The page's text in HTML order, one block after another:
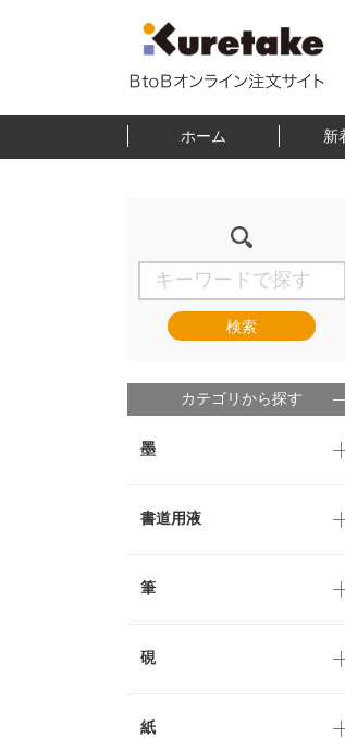
ホーム 新
検索
カテゴリから探す
墨
書道用液
筆
硯
紙